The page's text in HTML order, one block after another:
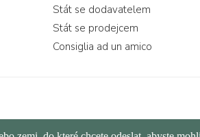
Stát se dodavatelem
Stát se prodejcem
Consiglia ad un amico